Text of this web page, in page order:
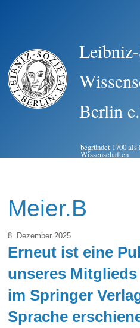
Berlin
begründet 1700
Wissenschaften
Meier.B
8. Dezember 2025
Erneut ist eine
unseres
im Springer
Sprache